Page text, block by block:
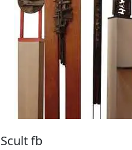
Scult fb